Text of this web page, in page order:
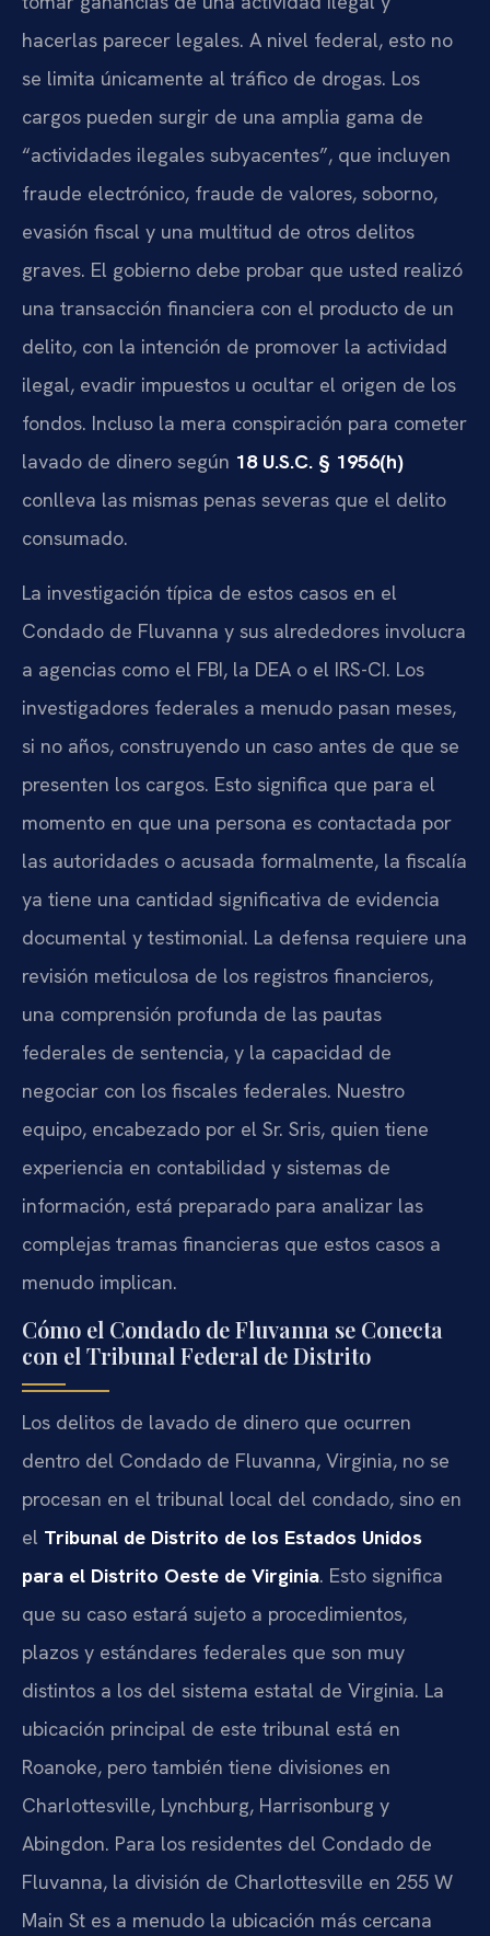
hacerlas parecer legales. A nivel federal, esto no
se limita únicamente al tráfico de drogas. Los
cargos pueden surgir de una amplia gama de
“actividades ilegales subyacentes”, que incluyen
fraude electrónico, fraude de valores, soborno,
evasión fiscal y una multitud de otros delitos
graves. El gobierno debe probar que usted realizó
una transacción financiera con el producto de un
delito, con la intención de promover la actividad
ilegal, evadir impuestos u ocultar el origen de los
fondos. Incluso la mera conspiración para cometer
lavado de dinero según 18 U.S.C. § 1956(h)
conlleva las mismas penas severas que el delito
consumado.
La investigación típica de estos casos en el
Condado de Fluvanna y sus alrededores involucra
a agencias como el FBI, la DEA o el IRS-CI. Los
investigadores federales a menudo pasan meses,
si no años, construyendo un caso antes de que se
presenten los cargos. Esto significa que para el
momento en que una persona es contactada por
las autoridades o acusada formalmente, la fiscalía
ya tiene una cantidad significativa de evidencia
documental y testimonial. La defensa requiere una
revisión meticulosa de los registros financieros,
una comprensión profunda de las pautas
federales de sentencia, y la capacidad de
negociar con los fiscales federales. Nuestro
equipo, encabezado por el Sr. Sris, quien tiene
experiencia en contabilidad y sistemas de
información, está preparado para analizar las
complejas tramas financieras que estos casos a
menudo implican.
Cómo el Condado de Fluvanna se Conecta
con el Tribunal Federal de Distrito
Los delitos de lavado de dinero que ocurren
dentro del Condado de Fluvanna, Virginia, no se
procesan en el tribunal local del condado, sino en
el Tribunal de Distrito de los Estados Unidos
para el Distrito Oeste de Virginia. Esto significa
que su caso estará sujeto a procedimientos,
plazos y estándares federales que son muy
distintos a los del sistema estatal de Virginia. La
ubicación principal de este tribunal está en
Roanoke, pero también tiene divisiones en
Charlottesville, Lynchburg, Harrisonburg y
Abingdon. Para los residentes del Condado de
Fluvanna, la división de Charlottesville en 255 W
Main St es a menudo la ubicación más cercana